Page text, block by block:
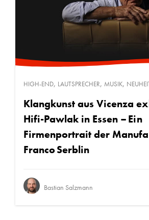
HIGH-END, LAUTSPRECHER, MUSIK,
Klangkunst aus Vicenza
Hifi-Pawlak in Essen – Ein
Firmenportrait der
Franco Serblin
Bastian Salzmann